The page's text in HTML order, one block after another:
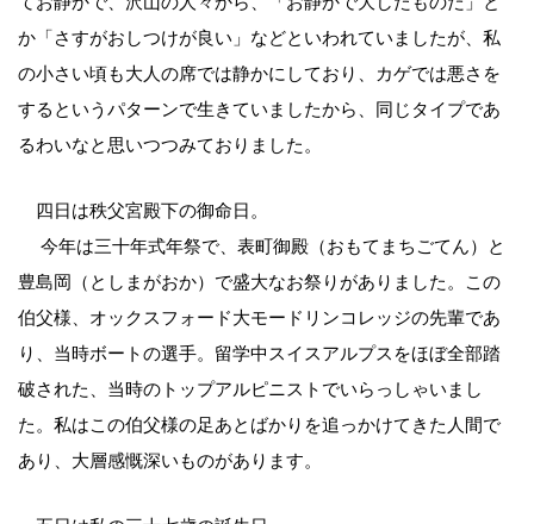
か「さすがおしつけが良い」などといわれていましたが、私
の小さい頃も大人の席では静かにしており、カゲでは悪さを
するというパターンで生きていましたから、同じタイプであ
るわいなと思いつつみておりました。
四日は秩父宮殿下の御命日。
今年は三十年式年祭で、表町御殿（おもてまちごてん）と
豊島岡（としまがおか）で盛大なお祭りがありました。この
伯父様、オックスフォード大モードリンコレッジの先輩であ
り、当時ボートの選手。留学中スイスアルプスをほぼ全部踏
破された、当時のトップアルピニストでいらっしゃいまし
た。私はこの伯父様の足あとばかりを追っかけてきた人間で
あり、大層感慨深いものがあります。